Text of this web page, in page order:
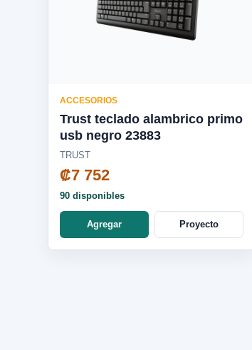
ACCESORIOS
Trust teclado alambrico primo
usb negro 23883
TRUST
₡7 752
90 disponibles
Agregar Proyecto